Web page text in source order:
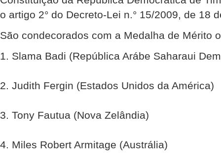
o artigo 2° do Decreto-Lei n.° 15/2009, de 18
São condecorados com a Medalha de Mérito
1. Slama Badi (República Arábe Saharaui
2. Judith Fergin (Estados Unidos da América)
3. Tony Fautua (Nova Zelândia)
4. Miles Robert Armitage (Austrália)